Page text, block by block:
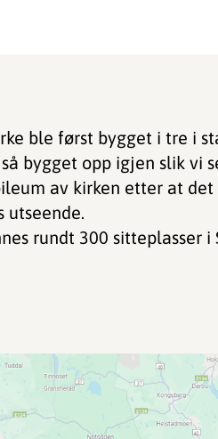
ble først bygget i tre i
bygget opp igjen slik vi
av kirken etter at
utseende.
rundt 300 sitteplasser i